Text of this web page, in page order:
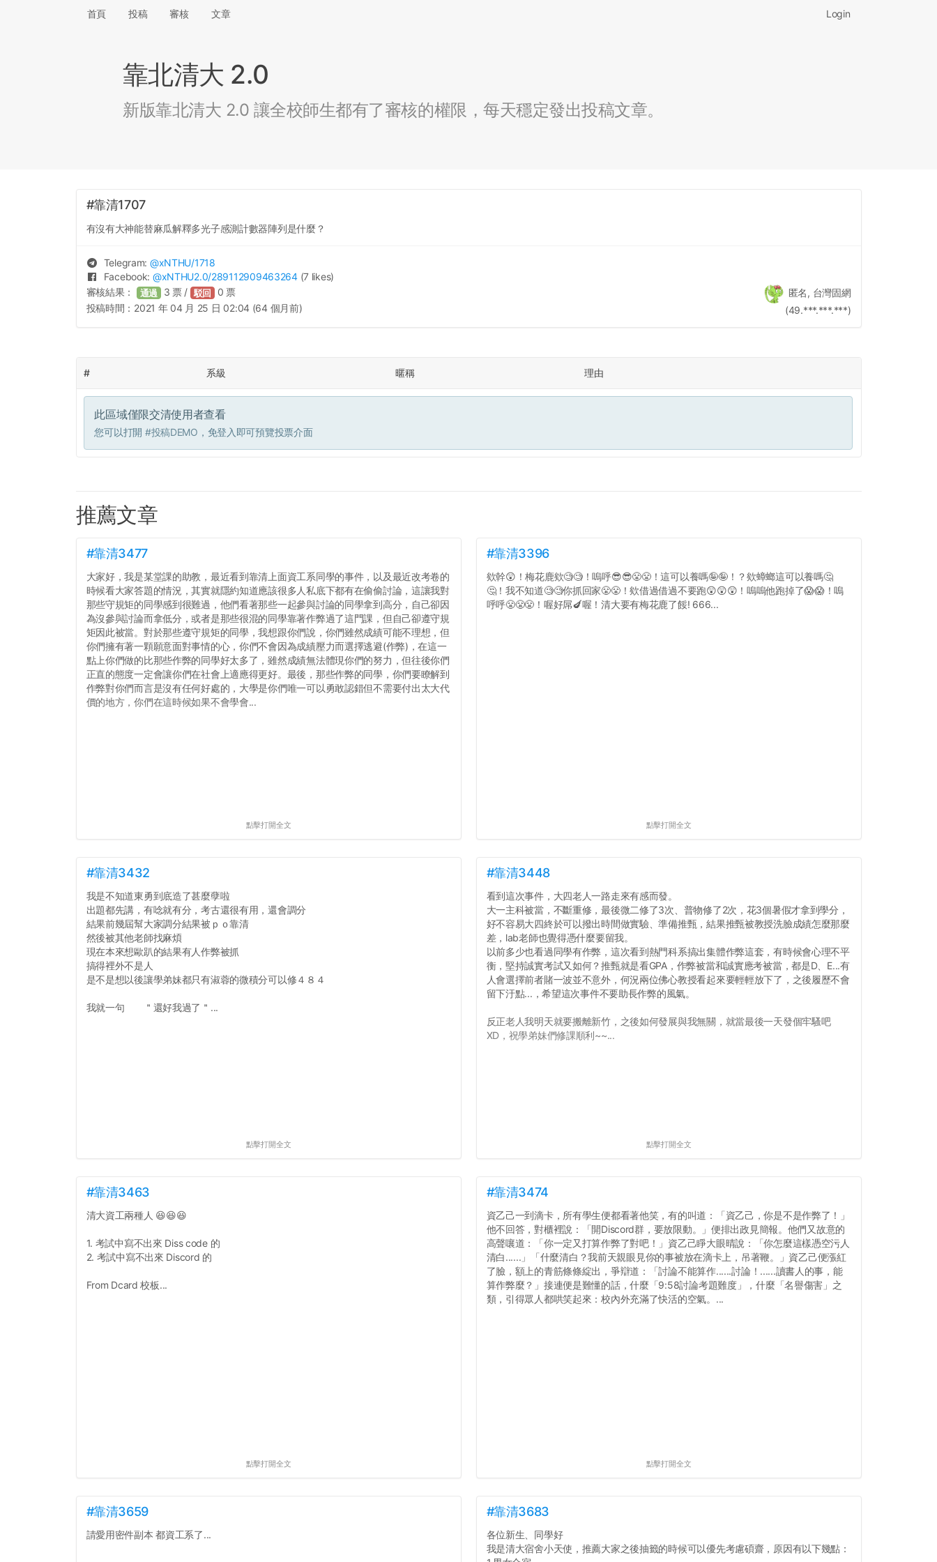
首頁 投稿 審核 文章 Login
靠北清大 2.0
新版靠北清大 2.0 讓全校師生都有了審核的權限，每天穩定發出投稿文章。
#靠清1707
有沒有大神能替麻瓜解釋多光子感測計數器陣列是什麼？
Telegram: @xNTHU/1718
Facebook: @xNTHU2.0/289112909463264 (7 likes)
匿名, 台灣固網
(49.***.***.***)
審核結果： 通過 3 票 / 駁回 0 票
投稿時間： 2021 年 04 月 25 日 02:04 (64 個月前)
# 系級 暱稱 理由
此區域僅限交清使用者查看
您可以打開 #投稿DEMO ，免登入即可預覽投票介面
推薦文章
#靠清3477
大家好，我是某堂課的助教，最近看到靠清上面資工系同學的事件，以及最近改考卷的
時候看大家答題的情況，其實就隱約知道應該很多人私底下都有在偷偷討論，這讓我對
那些守規矩的同學感到很難過，他們看著那些一起參與討論的同學拿到高分，自己卻因
為沒參與討論而拿低分，或者是那些很混的同學靠著作弊過了這門課，但自己卻遵守規
矩因此被當。對於那些遵守規矩的同學，我想跟你們說，你們雖然成績可能不理想，但
你們擁有著一顆願意面對事情的心，你們不會因為成績壓力而選擇逃避(作弊)，在這一
點上你們做的比那些作弊的同學好太多了，雖然成績無法體現你們的努力，但往後你們
正直的態度一定會讓你們在社會上適應得更好。最後，那些作弊的同學，你們要瞭解到
作弊對你們而言是沒有任何好處的，大學是你們唯一可以勇敢認錯但不需要付出太大代
價的地方，你們在這時候如果不會學會...
點擊打開全文
#靠清3396
欸幹😲！梅花鹿欸🧐🧐！嗚呼😎😎😤😤！這可以養嗎🤪🤪！？欸蟑螂這可以養嗎🤔
🤔！我不知道🧐🧐你抓回家😤😤！欸借過借過不要跑😲😲😲！嗚嗚他跑掉了😱😱！嗚
呼呼😤😤😤！喔好屌🍆喔！清大要有梅花鹿了餒! 666...
點擊打開全文
#靠清3432
我是不知道東勇到底造了甚麼孽啦
出題都先講，有唸就有分，考古還很有用，還會調分
結果前幾屆幫大家調分結果被ｐｏ靠清
然後被其他老師找麻煩
現在本來想歐趴的結果有人作弊被抓
搞得裡外不是人
是不是想以後讓學弟妹都只有淑蓉的微積分可以修４８４
我就一句 ＂還好我過了＂...
點擊打開全文
#靠清3448
看到這次事件，大四老人一路走來有感而發。
大一主科被當，不斷重修，最後微二修了3次、普物修了2次，花3個暑假才拿到學分，
好不容易大四終於可以撥出時間做實驗、準備推甄，結果推甄被教授洗臉成績怎麼那麼
差，lab老師也覺得憑什麼要留我。
以前多少也看過同學有作弊，這次看到熱門科系搞出集體作弊這套，有時候會心理不平
衡，堅持誠實考試又如何？推甄就是看GPA，作弊被當和誠實應考被當，都是D、E...有
人會選擇前者賭一波並不意外，何況兩位佛心教授看起來要輕輕放下了，之後履歷不會
留下汙點...，希望這次事件不要助長作弊的風氣。
反正老人我明天就要搬離新竹，之後如何發展與我無關，就當最後一天發個牢騷吧
XD，祝學弟妹們修課順利~~...
點擊打開全文
#靠清3463
清大資工兩種人 😆😆😆
1. 考試中寫不出來 Diss code 的
2. 考試中寫不出來 Discord 的
From Dcard 校板...
點擊打開全文
#靠清3474
資乙己一到滴卡，所有學生便都看著他笑，有的叫道：「資乙己，你是不是作弊了！」
他不回答，對櫃裡說：「開Discord群，要放限動。」便排出政見簡報。他們又故意的
高聲嚷道：「你一定又打算作弊了對吧！」資乙己睜大眼晴說：「你怎麼這樣憑空污人
清白......」「什麼清白？我前天親眼見你的事被放在滴卡上，吊著鞭。」資乙己便漲紅
了臉，額上的青筋條條綻出，爭辯道：「討論不能算作......討論！......讀書人的事，能
算作弊麼？」接連便是難懂的話，什麼「9:58討論考題難度」，什麼「名譽傷害」之
類，引得眾人都哄笑起來：校內外充滿了快活的空氣。...
點擊打開全文
#靠清3659
請愛用密件副本 都資工系了...
#靠清3683
各位新生、同學好
我是清大宿舍小天使，推薦大家之後抽籤的時候可以優先考慮碩齋，原因有以下幾點：